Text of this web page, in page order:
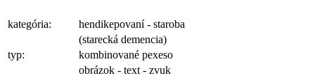
kategória:
hendikepovaní - staroba
(starecká demencia)
typ:
kombinované pexeso
obrázok - text - zvuk